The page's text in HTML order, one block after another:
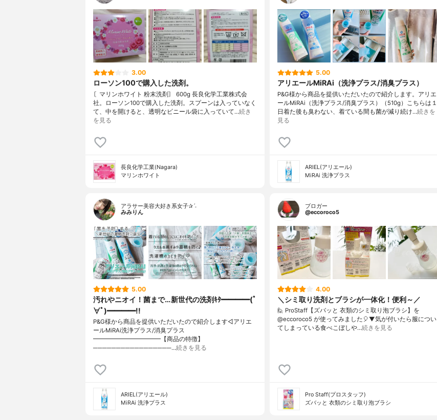
3.00
ローソン100で購入した洗剤。
〘マリンホワイト 粉末洗剤〙 600g 長良化学工業株式会
社。ローソン100で購入した洗剤。スプーンは入っていなく
て、中を開けると、透明なビニール袋に入っていて…続き
を見る
長良化学工業(Nagara)
マリンホワイト
5.00
アリエールMiRAi（洗浄プラス/消臭プラス）
P&G様から商品を提供いただいたので紹介します。アリエ
ールMiRAi（洗浄プラス/消臭プラス）（510g）こちらは１
日着た後も臭わない、着ている間も菌が減り続け…続きを
見る
ARIEL(アリエール)
MiRAi 洗浄プラス
アラサー美容大好き系女子✰ˊ˗
みみりん
5.00
汚れやニオイ！菌まで…新世代の洗剤ｷﾀ━━━━(ﾟ
∀ﾟ)━━━━!!
P&G様から商品を提供いただいたので紹介します◁アリエ
ールMiRAi洗浄プラス/消臭プラス
━━━━━━━━━━━【商品の特徴】
─────────────────…続きを見る
ARIEL(アリエール)
MiRAi 洗浄プラス
ブロガー
@eccoroco5
4.00
＼シミ取り洗剤とブラシが一体化！便利～／
🙋 ProStaff【ズバッと 衣類のシミ取り泡ブラシ】を
@eccoroco5 が使ってみました🎈⁡⁡⁡⁡⁡▼⁡気が付いたら服につい
てしまっている食べこぼしや…続きを見る
Pro Staff(プロスタッフ)
ズバッと 衣類のシミ取り泡ブラシ